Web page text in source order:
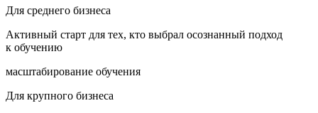
Для среднего бизнеса
Активный старт для тех, кто выбрал осознанный подход
к обучению
масштабирование обучения
Для крупного бизнеса